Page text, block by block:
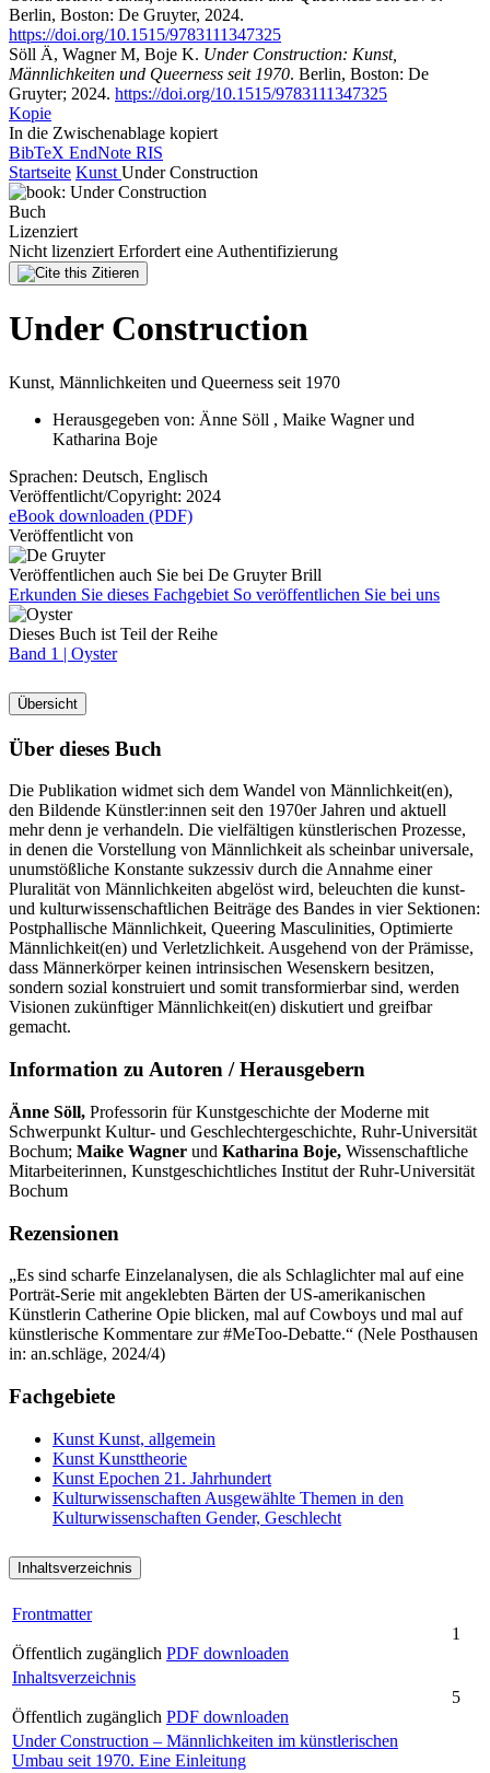
Berlin, Boston: De Gruyter, 2024.
https://doi.org/10.1515/9783111347325
Söll Ä, Wagner M, Boje K. Under Construction: Kunst,
Männlichkeiten und Queerness seit 1970. Berlin, Boston: De
Gruyter; 2024. https://doi.org/10.1515/9783111347325
Kopie
In die Zwischenablage kopiert
BibTeX EndNote RIS
Startseite Kunst Under Construction
Buch
Lizenziert
Nicht lizenziert Erfordert eine Authentifizierung
Zitieren
Under Construction
Kunst, Männlichkeiten und Queerness seit 1970
Herausgegeben von: Änne Söll , Maike Wagner und
Katharina Boje
Sprachen: Deutsch, Englisch
Veröffentlicht/Copyright: 2024
eBook downloaden (PDF)
Veröffentlicht von
Veröffentlichen auch Sie bei De Gruyter Brill
Erkunden Sie dieses Fachgebiet So veröffentlichen Sie bei uns
Dieses Buch ist Teil der Reihe
Band 1 | Oyster
Übersicht
Über dieses Buch
Die Publikation widmet sich dem Wandel von Männlichkeit(en),
den Bildende Künstler:innen seit den 1970er Jahren und aktuell
mehr denn je verhandeln. Die vielfältigen künstlerischen Prozesse,
in denen die Vorstellung von Männlichkeit als scheinbar universale,
unumstößliche Konstante sukzessiv durch die Annahme einer
Pluralität von Männlichkeiten abgelöst wird, beleuchten die kunst-
und kulturwissenschaftlichen Beiträge des Bandes in vier Sektionen:
Postphallische Männlichkeit, Queering Masculinities, Optimierte
Männlichkeit(en) und Verletzlichkeit. Ausgehend von der Prämisse,
dass Männerkörper keinen intrinsischen Wesenskern besitzen,
sondern sozial konstruiert und somit transformierbar sind, werden
Visionen zukünftiger Männlichkeit(en) diskutiert und greifbar
gemacht.
Information zu Autoren / Herausgebern
Änne Söll, Professorin für Kunstgeschichte der Moderne mit
Schwerpunkt Kultur- und Geschlechtergeschichte, Ruhr-Universität
Bochum; Maike Wagner und Katharina Boje, Wissenschaftliche
Mitarbeiterinnen, Kunstgeschichtliches Institut der Ruhr-Universität
Bochum
Rezensionen
„Es sind scharfe Einzelanalysen, die als Schlaglichter mal auf eine
Porträt-Serie mit angeklebten Bärten der US-amerikanischen
Künstlerin Catherine Opie blicken, mal auf Cowboys und mal auf
künstlerische Kommentare zur #MeToo-Debatte.“ (Nele Posthausen
in: an.schläge, 2024/4)
Fachgebiete
Kunst Kunst, allgemein
Kunst Kunsttheorie
Kunst Epochen 21. Jahrhundert
Kulturwissenschaften Ausgewählte Themen in den
Kulturwissenschaften Gender, Geschlecht
Inhaltsverzeichnis
Frontmatter
Öffentlich zugänglich PDF downloaden
1
Inhaltsverzeichnis
Öffentlich zugänglich PDF downloaden
5
Under Construction – Männlichkeiten im künstlerischen
Umbau seit 1970. Eine Einleitung